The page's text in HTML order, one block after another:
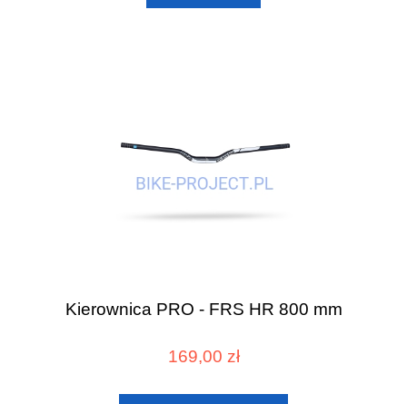
Kierownica PRO - FRS HR 800 mm
169,00 zł